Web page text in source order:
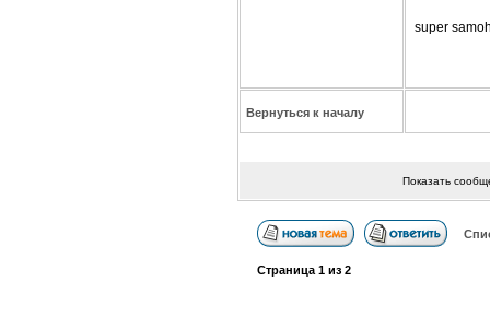
super
Вернуться к началу
Показать
Страница 1из 2